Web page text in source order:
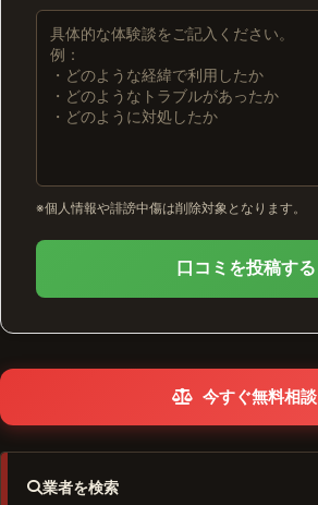
※個人情報や誹謗中傷は削除対象となります。
口コミを投稿する
今すぐ無料相談
業者を検索